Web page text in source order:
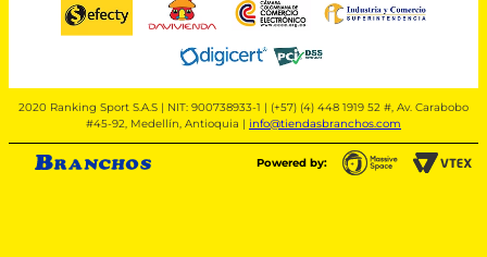
2020 Ranking Sport S.A.S | NIT: 900738933-1 | (+57) (4) 448 1919 52 #, Av. Carabobo
#45-92, Medellín, Antioquia | info@tiendasbranchos.com
Powered by: